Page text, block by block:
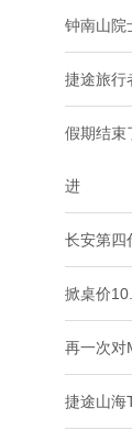
钟南山院
捷途旅行
假期结束
进
长安第四
掀桌价
再一次对
捷途山海